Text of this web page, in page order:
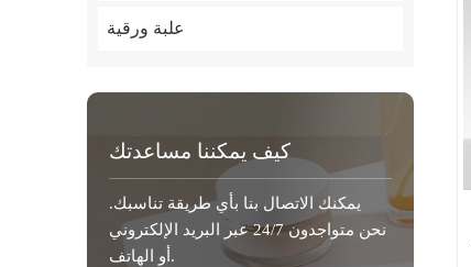
علبة ورقية
كيف يمكننا مساعدتك
يمكنك الاتصال بنا بأي طريقة تناسبك.
نحن متواجدون 24/7 عبر البريد الإلكتروني
أو الهاتف.